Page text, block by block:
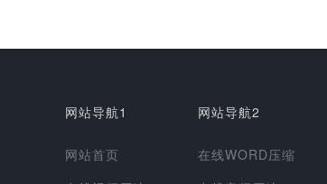
网站导航1
网站首页
网站导航2
在线WORD压缩